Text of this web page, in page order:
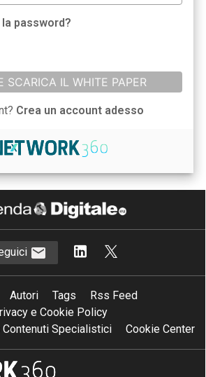
password?
SCARICA IL WHITE PAPER
Crea un account adesso
Autori Tags
Rss Feed
e Cookie Policy
Specialistici
Cookie Center